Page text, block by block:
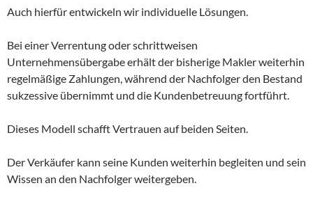
Auch hierfür entwickeln wir individuelle Lösungen.
Bei einer Verrentung oder schrittweisen
Unternehmensübergabe erhält der bisherige Makler weiterhin
regelmäßige Zahlungen, während der Nachfolger den Bestand
sukzessive übernimmt und die Kundenbetreuung fortführt.
Dieses Modell schafft Vertrauen auf beiden Seiten.
Der Verkäufer kann seine Kunden weiterhin begleiten und sein
Wissen an den Nachfolger weitergeben.